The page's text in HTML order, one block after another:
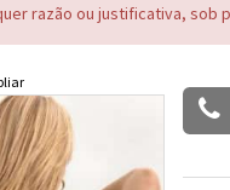
razão ou justificativa, sob